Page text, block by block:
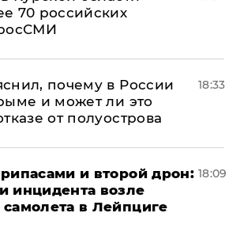
70 российских
почему в России
и может ли это
от полуострова
18:33
и второй дрон:
инцидента возле
самолета в Лейпциге
18:09